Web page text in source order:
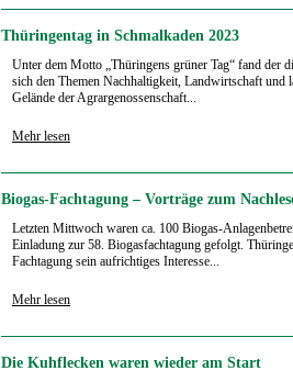
Thüringentag in Schmalkaden 2023
Unter dem Motto „Thüringens grüner Tag“ fand der
sich den Themen Nachhaltigkeit, Landwirtschaft
Gelände der Agrargenossenschaft...
Mehr lesen
Biogas-Fachtagung – Vorträge zum
Letzten Mittwoch waren ca. 100 Biogas-
Einladung zur 58. Biogasfachtagung gefolgt.
Fachtagung sein aufrichtiges Interesse...
Mehr lesen
Die Kuhflecken waren wieder am Start